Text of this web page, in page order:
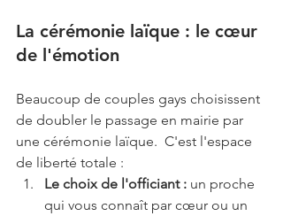
La cérémonie laïque : le cœur
de l'émotion
Beaucoup de couples gays choisissent
de doubler le passage en mairie par
une cérémonie laïque.  C'est l'espace
de liberté totale :
Le choix de l'officiant : un proche
qui vous connaît par cœur ou un